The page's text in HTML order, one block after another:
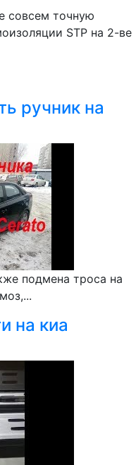
совсем точную
STP на 2-ве
ручник на
подмена троса на
на киа